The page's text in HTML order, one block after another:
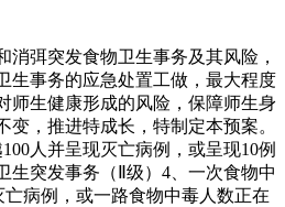
弭突发食物卫生事务及其风险，
生事务的应急处置工做，最大程度
师生健康形成的风险，保障师生身
变，推进特成长，特制定本预案。
人并呈现灭亡病例，或呈现10例
生突发事务（Ⅱ级）4、一次食物中
病例，或一路食物中毒人数正在